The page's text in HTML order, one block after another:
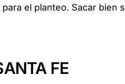
el planteo. Sacar bien
FE